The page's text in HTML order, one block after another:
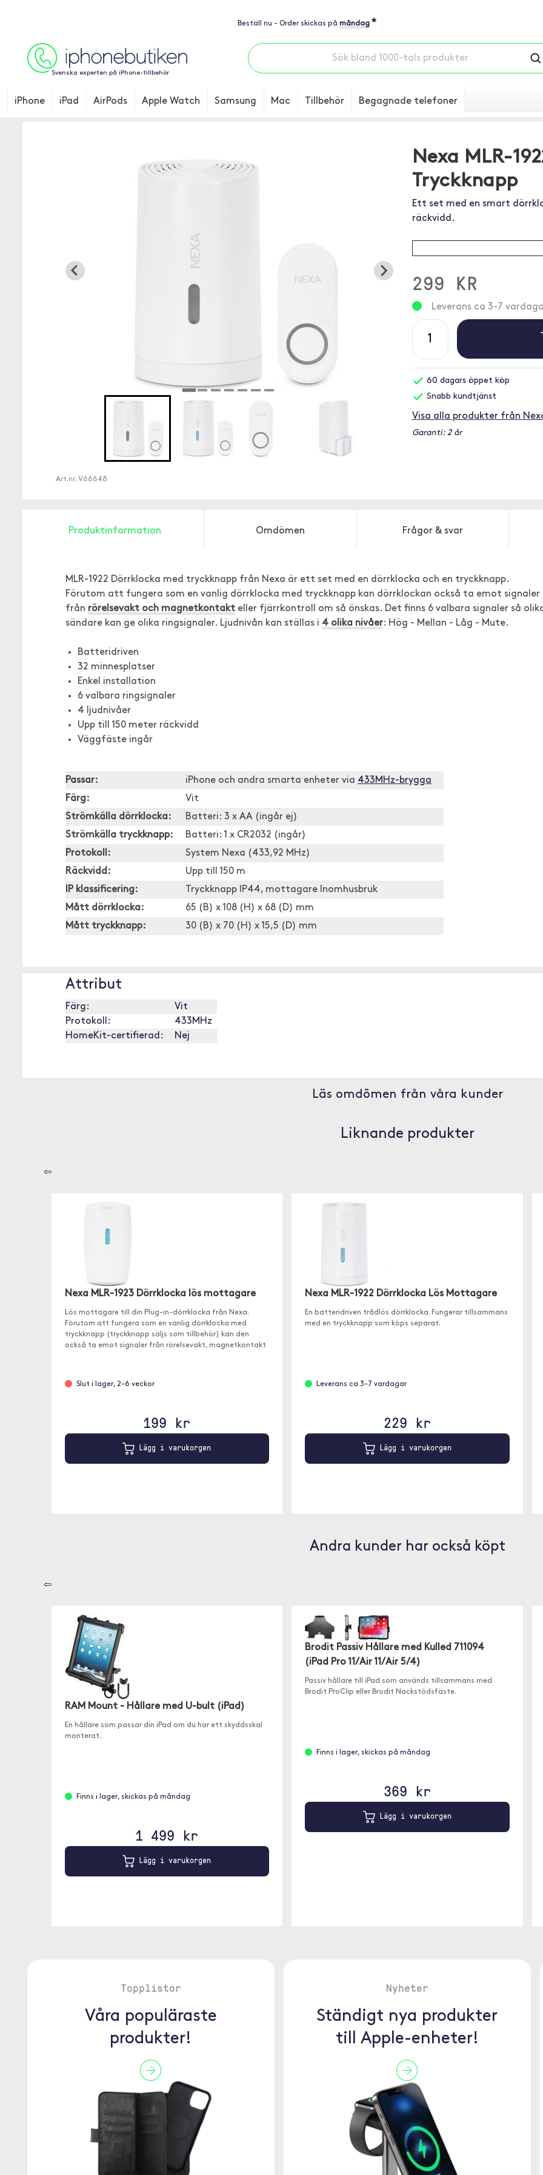
Beställ nu - Order skickas på måndag *
Svenska experten på iPhone-tillbehör
iPhone iPad AirPods Apple Watch Samsung Mac Tillbehör Begagnade telefoner
Art.nr. V66648
Nexa MLR-
Tryckknapp
Ett set med en smart
räckvidd.
299 KR
Leverans ca 3-7
60 dagars öppet köp
Snabb kundtjänst
Visa alla produkter från
Garanti: 2 år
Produktinformation Omdömen Frågor & svar
MLR-1922 Dörrklocka med tryckknapp från Nexa är ett set med en dörrklocka och en tryckknapp.
Förutom att fungera som en vanlig dörrklocka med tryckknapp kan dörrklockan också ta emot signaler
från rörelsevakt och magnetkontakt eller fjärrkontroll om så önskas. Det finns 6 valbara signaler så
sändare kan ge olika ringsignaler. Ljudnivån kan ställas i 4 olika nivåer: Hög - Mellan - Låg - Mute.
Batteridriven
32 minnesplatser
Enkel installation
6 valbara ringsignaler
4 ljudnivåer
Upp till 150 meter räckvidd
Väggfäste ingår
Passar: iPhone och andra smarta enheter via 433MHz-brygga
Färg:
Vit
Strömkälla dörrklocka:
Batteri: 3 x AA (ingår ej)
Strömkälla tryckknapp:
Batteri: 1 x CR2032 (ingår)
Protokoll:
System Nexa (433,92 MHz)
Räckvidd:
Upp till 150 m
IP klassificering:
Tryckknapp IP44, mottagare Inomhusbruk
Mått dörrklocka:
65 (B) x 108 (H) x 68 (D) mm
Mått tryckknapp:
30 (B) x 70 (H) x 15,5 (D) mm
Attribut
Färg:
Vit
Protokoll:
433MHz
HomeKit-certifierad:
Nej
Läs omdömen från våra kunder
Liknande produkter
⇦
Nexa MLR-1923 Dörrklocka lös mottagare
Lös mottagare till din Plug-in-dörrklocka från Nexa.
Förutom att fungera som en vanlig dörrklocka med
tryckknapp (tryckknapp säljs som tillbehör) kan den
också ta emot signaler från rörelsevakt, magnetkontakt
Slut i lager, 2-6 veckor
199 kr
Lägg i varukorgen
Nexa MLR-1922 Dörrklocka Lös Mottagare
En batteridriven trådlös dörrklocka. Fungerar tillsammans
med en tryckknapp som köps separat.
Leverans ca 3-7 vardagar
229 kr
Lägg i varukorgen
Andra kunder har också köpt
⇦
RAM Mount - Hållare med U-bult (iPad)
En hållare som passar din iPad om du har ett skyddsskal
monterat.
Finns i lager, skickas på måndag
1 499 kr
Lägg i varukorgen
Brodit Passiv Hållare med Kulled 711094
(iPad Pro 11/Air 11/Air 5/4)
Passiv hållare till iPad som används tillsammans med
Brodit ProClip eller Brodit Nackstödsfäste.
Finns i lager, skickas på måndag
369 kr
Lägg i varukorgen
Topplistor
Våra populäraste
produkter!
Nyheter
Ständigt nya produkter
till Apple-enheter!